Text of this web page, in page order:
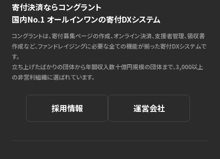
寄付決済ならコングラント
国内No.1 オールインワンの寄付DXシステム
コングラントは、寄付募集ページの作成、オンライン決済、支援者管理、領収書
作成など、ファンドレイジングに必要な全ての機能が揃った寄付DXシステムで
す。
立ち上げたばかりの団体から年間収入数十億円規模の団体まで、3,000以上
の非営利組織に選ばれています。
採用情報 運営会社